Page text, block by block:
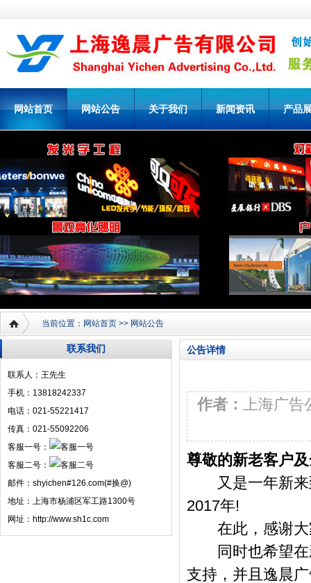
网站首页 网站公告 关于我们 新闻资讯 产品
1
当前位置： 网站首页 >> 网站公告
联系我们
联系人：王先生
手机：13818242337
电话：021-55221417
传真：021-55092206
客服一号：
客服二号：
邮件：shyichen#126.com(#换@)
地址：上海市杨浦区军工路1300号
网址：http://www.sh1c.com
公告详情
作者： 上海广
尊敬的新老客户
又是一年新来
2017年!
在此，感谢大
同时也希望在
支持，并且逸晨